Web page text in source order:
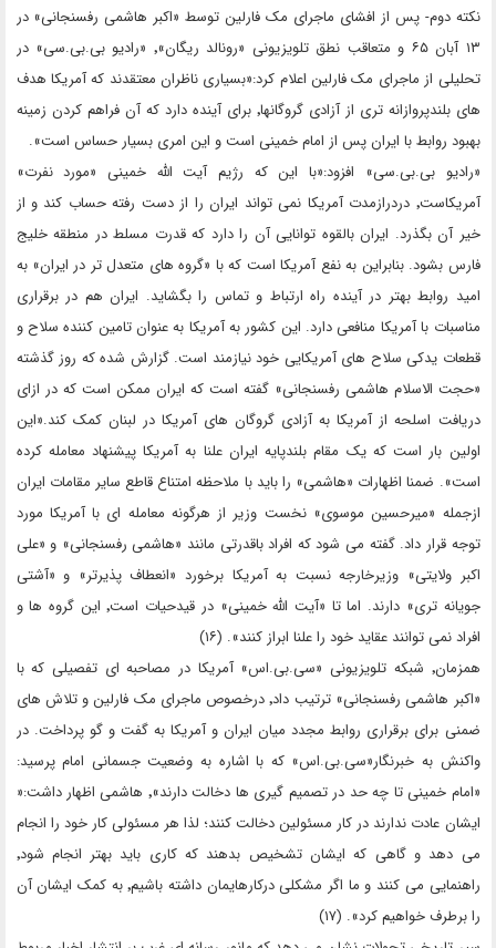
نکته دوم- پس از افشای ماجرای مک فارلین توسط «اکبر هاشمی رفسنجانی» در
۱۳ آبان ۶۵ و متعاقب نطق تلویزیونی «رونالد ریگان»٬ «رادیو بی.بی.سی» در
تحلیلی از ماجرای مک فارلین اعلام کرد:«بسیاری ناظران معتقدند که آمریکا هدف
های بلندپروازانه تری از آزادی گروگانها٬ برای آینده دارد که آن فراهم کردن زمینه
بهبود روابط با ایران پس از امام خمینی است و این امری بسیار حساس است».
«رادیو بی.بی.سی» افزود:«با این که رژیم آیت الله خمینی «مورد نفرت»
آمریکاست٬ دردرازمدت آمریکا نمی تواند ایران را از دست رفته حساب کند و از
خیر آن بگذرد. ایران بالقوه توانایی آن را دارد که قدرت مسلط در منطقه خلیج
فارس بشود. بنابراین به نفع آمریکا است که با «گروه های متعدل تر در ایران» به
امید روابط بهتر در آینده راه ارتباط و تماس را بگشاید. ایران هم در برقراری
مناسبات با آمریکا منافعی دارد. این کشور به آمریکا به عنوان تامین کننده سلاح و
قطعات یدکی سلاح های آمریکایی خود نیازمند است. گزارش شده که روز گذشته
«حجت الاسلام هاشمی رفسنجانی» گفته است که ایران ممکن است که در ازای
دریافت اسلحه از آمریکا به آزادی گروگان های آمریکا در لبنان کمک کند.«این
اولین بار است که یک مقام بلندپایه ایران علنا به آمریکا پیشنهاد معامله کرده
است». ضمنا اظهارات «هاشمی» را باید با ملاحظه امتناع قاطع سایر مقامات ایران
ازجمله «میرحسین موسوی» نخست وزیر از هرگونه معامله ای با آمریکا مورد
توجه قرار داد. گفته می شود که افراد باقدرتی مانند «هاشمی رفسنجانی» و «علی
اکبر ولایتی» وزیرخارجه نسبت به آمریکا برخورد «انعطاف پذیرتر» و «آشتی
جویانه تری» دارند. اما تا «آیت الله خمینی» در قیدحیات است٬ این گروه ها و
افراد نمی توانند عقاید خود را علنا ابراز کنند». (۱۶)
همزمان٬ شبکه تلویزیونی «سی.بی.اس» آمریکا در مصاحبه ای تفصیلی که با
«اکبر هاشمی رفسنجانی» ترتیب داد٬ درخصوص ماجرای مک فارلین و تلاش های
ضمنی برای برقراری روابط مجدد میان ایران و آمریکا به گفت و گو پرداخت. در
واکنش به خبرنگار«سی.بی.اس» که با اشاره به وضعیت جسمانی امام پرسید:
«امام خمینی تا چه حد در تصمیم گیری ها دخالت دارند»٬ هاشمی اظهار داشت:«
ایشان عادت ندارند در کار مسئولین دخالت کنند؛ لذا هر مسئولی کار خود را انجام
می دهد و گاهی که ایشان تشخیص بدهند که کاری باید بهتر انجام شود٬
راهنمایی می کنند و ما اگر مشکلی درکارهایمان داشته باشیم٬ به کمک ایشان آن
را برطرف خواهیم کرد». (۱۷)